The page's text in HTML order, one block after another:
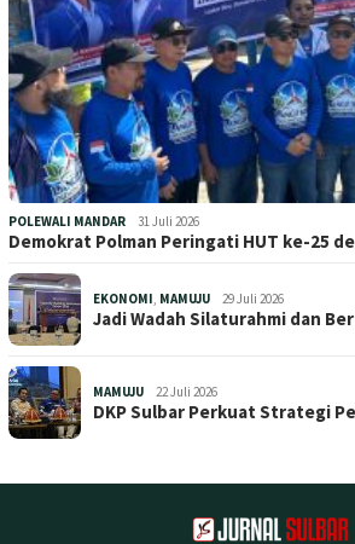
POLEWALI MANDAR 31 Juli 2026
Demokrat Polman Peringati HUT ke-25
EKONOMI MAMUJU 29 Juli 2026
Jadi Wadah Silaturahmi dan
MAMUJU 22 Juli 2026
DKP Sulbar Perkuat Strategi